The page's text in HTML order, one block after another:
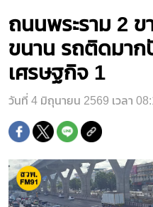
ถนนพระราม 2 ข
ขนาน รถติดมาก
เศรษฐกิจ 1
วันที่ 4 มิถุนายน 2569 เวลา